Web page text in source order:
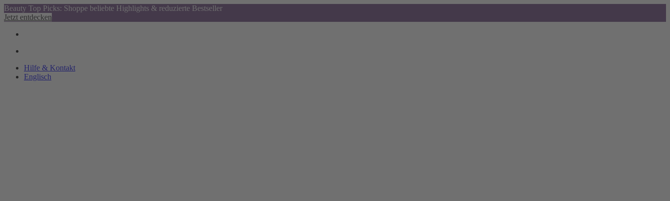
Beauty Top Picks: Shoppe beliebte Highlights & reduzierte Bestseller
Jetzt entdecken
Hilfe & Kontakt
Englisch